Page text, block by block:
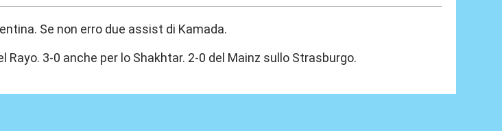
Se non erro due assist di Kamada.
3-0 anche per lo Shakhtar. 2-0 del Mainz sullo Strasburgo.